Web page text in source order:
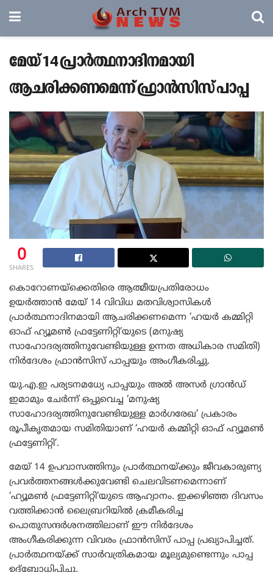
മേയ് 14 പ്രാർത്ഥനാദിനമായി
ആചരിക്കണമെന്ന്‌ ഫ്രാൻസിസ് പാപ്പ
0
SHARES
കൊറോണയ്‌ക്കെതിരെ ആത്മീയപ്രതിരോധം
ഉയർത്താൻ മേയ് 14 വിവിധ മതവിശ്വാസികൾ
പ്രാർത്ഥനാദിനമായി ആചരിക്കണമെന്ന ‘ഹയർ കമ്മിറ്റി
ഓഫ് ഹ്യൂമൺ ഫ്രട്ടേണിറ്റി’യുടെ (മനുഷ്യ
സാഹോദര്യത്തിനുവേണ്ടിയുള്ള ഉന്നത അധികാര സമിതി)
നിർദേശം ഫ്രാൻസിസ് പാപ്പയും അംഗീകരിച്ചു.
യു.എ.ഇ പര്യടനമധ്യേ പാപ്പയും അൽ അസർ ഗ്രാൻഡ്
ഇമാമും ചേർന്ന് ഒപ്പുവെച്ച ‘മനുഷ്യ
സാഹോദര്യത്തിനുവേണ്ടിയുള്ള മാർഗരേഖ’ പ്രകാരം
രൂപീകൃതമായ സമിതിയാണ് ‘ഹയർ കമ്മിറ്റി ഓഫ് ഹ്യൂമൺ
ഫ്രട്ടേണിറ്റി’.
മേയ് 14 ഉപവാസത്തിനും പ്രാർത്ഥനയ്ക്കും ജീവകാരുണ്യ
പ്രവർത്തനങ്ങൾക്കുവേണ്ടി ചെലവിടണമെന്നാണ്
‘ഹ്യൂമൺ ഫ്രട്ടേണിറ്റി’യുടെ ആഹ്വാനം. ഇക്കഴിഞ്ഞ ദിവസം
വത്തിക്കാൻ ലൈബ്രറിയിൽ ക്രമീകരിച്ച
പൊതുസന്ദർശനത്തിലാണ് ഈ നിർദേശം
അംഗീകരിക്കുന്ന വിവരം ഫ്രാൻസിസ് പാപ്പ പ്രഖ്യാപിച്ചത്.
പ്രാർത്ഥനയ്ക്ക് സാർവത്രികമായ മൂല്യമുണ്ടെന്നും പാപ്പ